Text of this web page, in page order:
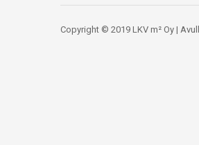
Copyright © 2019 LKV m² Oy |